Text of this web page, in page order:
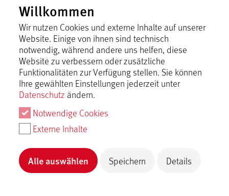
Inhalt laden
Ferienwohnung am Kurpark
Bad Urach
Ferienwohnung ausZeit
Lichtenstein
Ferienwohnungen Däubler
Hayingen
Willkommen
Wir nutzen Cookies und externe Inhalte auf unserer
Website. Einige von ihnen sind technisch
notwendig, während andere uns helfen, diese
Website zu verbessern oder zusätzliche
Funktionalitäten zur Verfügung stellen. Sie können
Ihre gewählten Einstellungen jederzeit unter
Datenschutz ändern.
Notwendige Cookies
Externe Inhalte
Alle auswählen Speichern Details